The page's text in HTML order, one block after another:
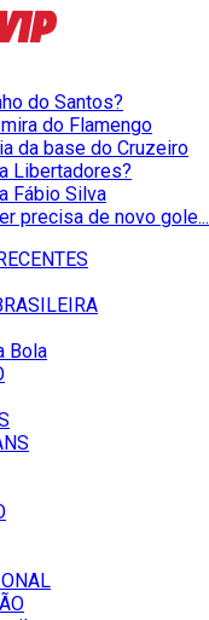
do Santos?
do Flamengo
da base do Cruzeiro
Libertadores?
Fábio Silva
precisa de novo gole...
Bola